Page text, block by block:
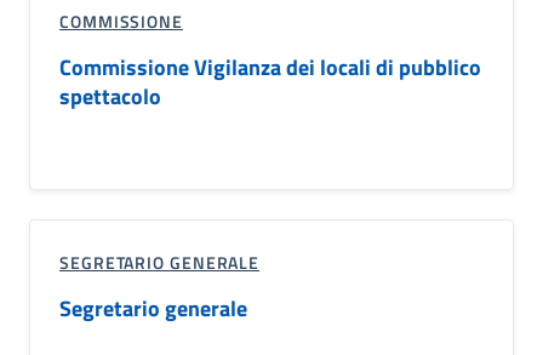
COMMISSIONE
Commissione Vigilanza dei locali di pubblico
spettacolo
SEGRETARIO GENERALE
Segretario generale